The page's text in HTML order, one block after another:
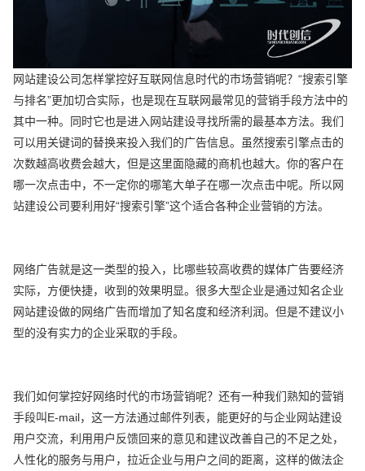
网站建设公司怎样掌控好互联网信息时代的市场营销呢？“搜索引擎
与排名”更加切合实际，也是现在互联网最常见的营销手段方法中的
其中一种。同时它也是进入网站建设寻找所需的最基本方法。我们
可以用关键词的替换来投入我们的广告信息。虽然搜索引擎点击的
次数越高收费会越大，但是这里面隐藏的商机也越大。你的客户在
哪一次点击中，不一定你的哪笔大单子在哪一次点击中呢。所以网
站建设公司要利用好“搜索引擎”这个适合各种企业营销的方法。
网络广告就是这一类型的投入，比哪些较高收费的媒体广告要经济
实际，方便快捷，收到的效果明显。很多大型企业是通过知名企业
网站建设做的网络广告而增加了知名度和经济利润。但是不建议小
型的没有实力的企业采取的手段。
我们如何掌控好网络时代的市场营销呢？还有一种我们熟知的营销
手段叫E-mail，这一方法通过邮件列表，能更好的与企业网站建设
用户交流，利用用户反馈回来的意见和建议改善自己的不足之处，
人性化的服务与用户，拉近企业与用户之间的距离，这样的做法企